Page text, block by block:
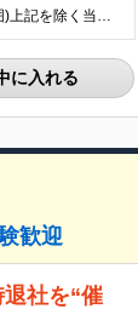
【恵比寿勤務・転勤なし】 東京都渋谷区恵比寿南1-1-9 岩徳ビル 9F (変更の範囲)上記を除く当社関連勤務地
に入れる
歓迎
社を“催